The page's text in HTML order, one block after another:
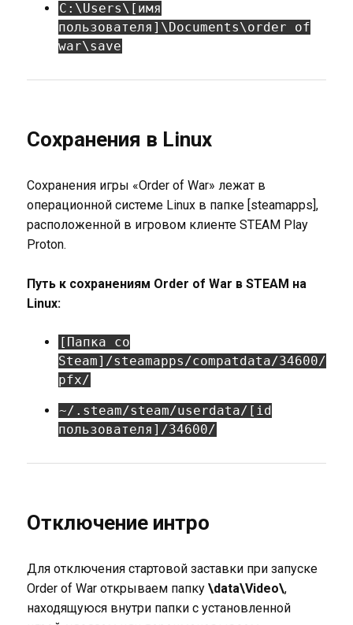
C:\Users\[имя
пользователя]\Documents\order of
war\save
Сохранения в Linux
Сохранения игры «Order of War» лежат в
операционной системе Linux в папке [steamapps],
расположенной в игровом клиенте STEAM Play
Proton.
Путь к сохранениям Order of War в STEAM на
Linux:
[Папка со
Steam]/steamapps/compatdata/34600/
pfx/
~/.steam/steam/userdata/[id
пользователя]/34600/
Отключение интро
Для отключения стартовой заставки при запуске
Order of War открываем папку \data\Video\,
находящуюся внутри папки с установленной